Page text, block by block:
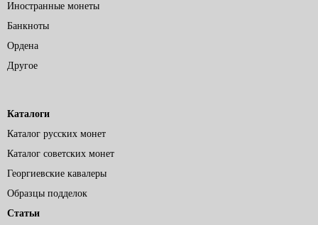
Иностранные монеты
Банкноты
Ордена
Другое
Каталоги
Каталог русских монет
Каталог советских монет
Георгиевские кавалеры
Образцы подделок
Статьи